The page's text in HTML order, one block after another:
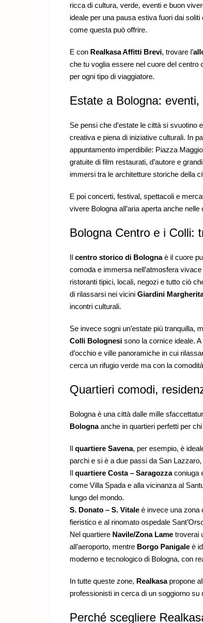
ricca di cultura, verde, eventi e buon
ideale per una pausa estiva fuori dai
come questa può offrire.
E con Realkasa Affitti Brevi, trovare l’
che tu voglia essere nel cuore del centro
per ogni tipo di viaggiatore.
Estate a Bologna: eventi,
Se pensi che d’estate le città si svuotino
creativa e piena di iniziative culturali. In
appuntamento imperdibile: Piazza
gratuite di film restaurati, d’autore e
immersi tra le architetture storiche della
E poi concerti, festival, spettacoli e
vivere Bologna all’aria aperta anche
Bologna Centro e i Colli:
Il centro storico di Bolognaè il cuore
comoda e immersa nell’atmosfera
ristoranti tipici, locali, negozi e tutto ciò
di rilassarsi nei vicini Giardini
incontri culturali.
Se invece sogni un’estate più tranquilla,
Colli Bolognesi sono la cornice ideale.
d’occhio e ville panoramiche in cui
cerca un rifugio verde ma con la
Quartieri comodi,
Bologna è una città dalle mille
Bolognaanche in quartieri perfetti per
Il quartiere Savena, per esempio, è
parchi e si è a due passi da San
Il quartiere Costa – Saragozzaconiuga
come Villa Spada e alla vicinanza al
lungo del mondo.
S. Donato – S. Vitale è invece una zona
fieristico e al rinomato ospedale
Nel quartiere Navile/Zona Lame troverai
all’aeroporto, mentre Borgo Panigale è
moderno e tecnologico di Bologna, con
In tutte queste zone, Realkasapropone
professionisti in cerca di un soggiorno su
Perché scegliere